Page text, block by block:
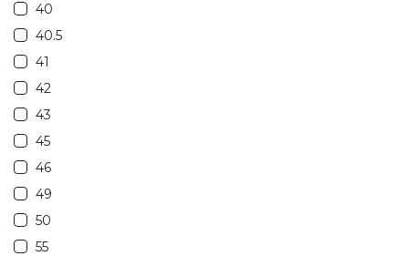
40
40.5
41
42
43
45
46
49
50
55